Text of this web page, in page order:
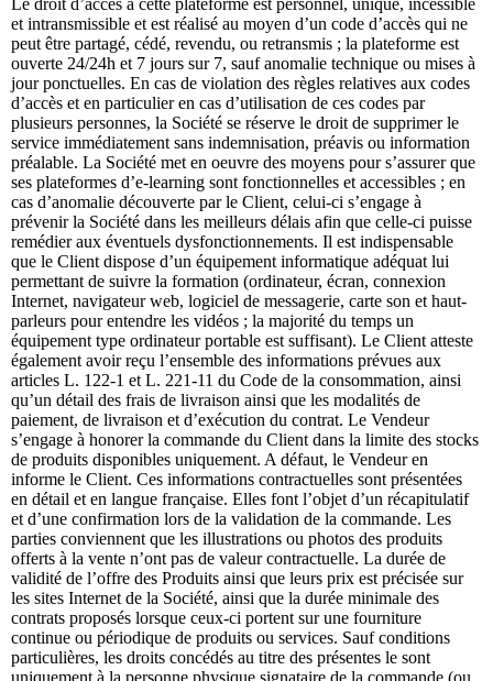
Le droit d’accès à cette plateforme est personnel, unique, incessible
et intransmissible et est réalisé au moyen d’un code d’accès qui ne
peut être partagé, cédé, revendu, ou retransmis ; la plateforme est
ouverte 24/24h et 7 jours sur 7, sauf anomalie technique ou mises à
jour ponctuelles. En cas de violation des règles relatives aux codes
d’accès et en particulier en cas d’utilisation de ces codes par
plusieurs personnes, la Société se réserve le droit de supprimer le
service immédiatement sans indemnisation, préavis ou information
préalable. La Société met en oeuvre des moyens pour s’assurer que
ses plateformes d’e-learning sont fonctionnelles et accessibles ; en
cas d’anomalie découverte par le Client, celui-ci s’engage à
prévenir la Société dans les meilleurs délais afin que celle-ci puisse
remédier aux éventuels dysfonctionnements. Il est indispensable
que le Client dispose d’un équipement informatique adéquat lui
permettant de suivre la formation (ordinateur, écran, connexion
Internet, navigateur web, logiciel de messagerie, carte son et haut-
parleurs pour entendre les vidéos ; la majorité du temps un
équipement type ordinateur portable est suffisant). Le Client atteste
également avoir reçu l’ensemble des informations prévues aux
articles L. 122-1 et L. 221-11 du Code de la consommation, ainsi
qu’un détail des frais de livraison ainsi que les modalités de
paiement, de livraison et d’exécution du contrat. Le Vendeur
s’engage à honorer la commande du Client dans la limite des stocks
de produits disponibles uniquement. A défaut, le Vendeur en
informe le Client. Ces informations contractuelles sont présentées
en détail et en langue française. Elles font l’objet d’un récapitulatif
et d’une confirmation lors de la validation de la commande. Les
parties conviennent que les illustrations ou photos des produits
offerts à la vente n’ont pas de valeur contractuelle. La durée de
validité de l’offre des Produits ainsi que leurs prix est précisée sur
les sites Internet de la Société, ainsi que la durée minimale des
contrats proposés lorsque ceux-ci portent sur une fourniture
continue ou périodique de produits ou services. Sauf conditions
particulières, les droits concédés au titre des présentes le sont
uniquement à la personne physique signataire de la commande (ou